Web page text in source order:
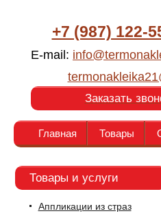
+7 (987) 122-
E-mail:
Заказать
Главная Товары
Товары и услуги
Аппликации из страз